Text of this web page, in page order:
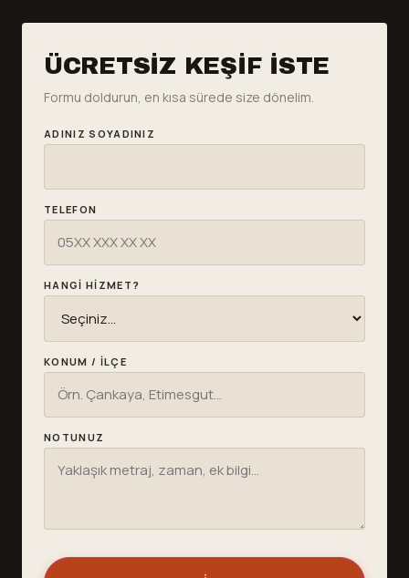
ÜCRETSIZ KEŞIF İSTE
Formu doldurun, en kısa sürede size dönelim.
ADINIZ SOYADINIZ
TELEFON
HANGI HIZMET?
KONUM / İLÇE
NOTUNUZ